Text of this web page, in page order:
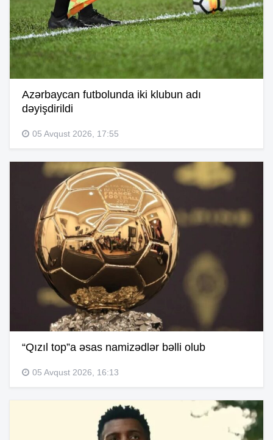
Azərbaycan futbolunda iki klubun adı
dəyişdirildi
05 Avqust 2026, 17:55
“Qızıl top”a əsas namizədlər bəlli olub
05 Avqust 2026, 16:13